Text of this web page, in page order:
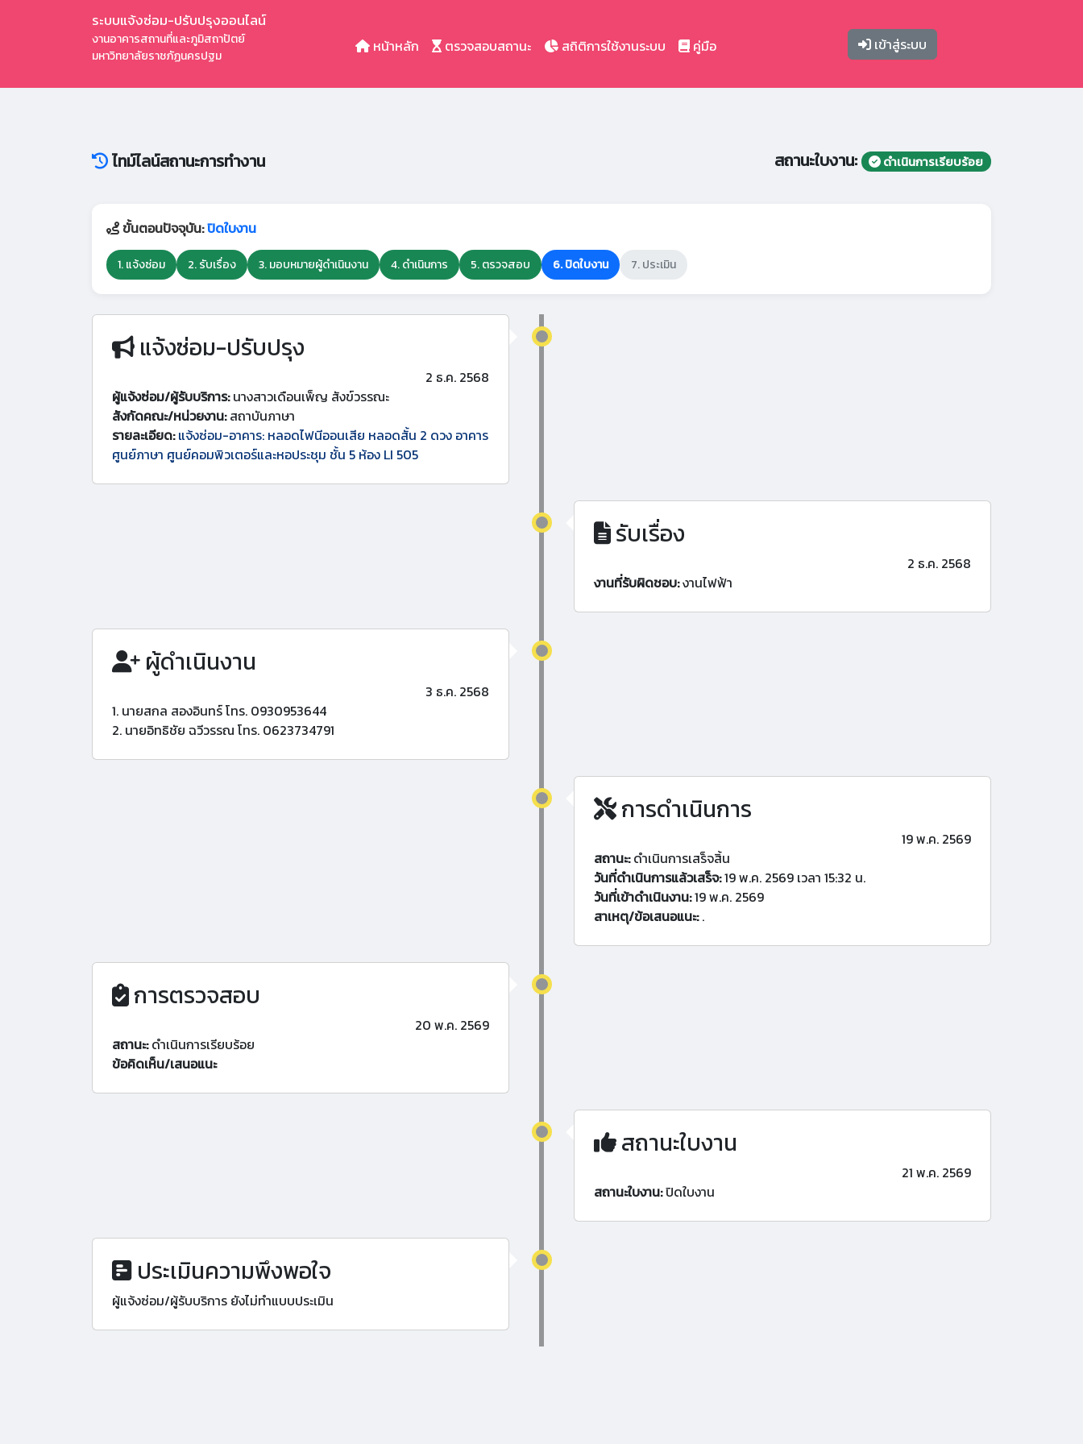
ระบบแจ้งซ่อม-ปรับปรุงออนไลน์
งานอาคารสถานที่และภูมิสถาปัตย์
มหาวิทยาลัยราชภัฏนครปฐม
หน้าหลัก ตรวจสอบสถานะ สถิติการใช้งานระบบ คู่มือ เข้าสู่ระบบ
ไทม์ไลน์สถานะการทำงาน สถานะใบงาน: ดำเนินการเรียบร้อย
ขั้นตอนปัจจุบัน:ปิดใบงาน
1. แจ้งซ่อม 2. รับเรื่อง 3. มอบหมายผู้ดำเนินงาน 4. ดำเนินการ 5. ตรวจสอบ 6. ปิดใบงาน 7. ประเมิน
แจ้งซ่อม-ปรับปรุง
2 ธ.ค. 2568
ผู้แจ้งซ่อม/ผู้รับบริการ:นางสาวเดือนเพ็ญ สังข์วรรณะ
สังกัดคณะ/หน่วยงาน:สถาบันภาษา
รายละเอียด: แจ้งซ่อม-อาคาร: หลอดไฟนีออนเสีย หลอดสั้น 2 ดวง อาคาร
ศูนย์ภาษา ศูนย์คอมพิวเตอร์และหอประชุม ชั้น 5 ห้อง LI 505
รับเรื่อง
2 ธ.ค. 2568
งานที่รับผิดชอบ:งานไฟฟ้า
ผู้ดำเนินงาน
3 ธ.ค. 2568
1. นายสกล สองอินทร์ โทร. 0930953644
2. นายอิทธิชัย ฉวีวรรณ โทร. 0623734791
การดำเนินการ
19 พ.ค. 2569
สถานะ:ดำเนินการเสร็จสิ้น
วันที่ดำเนินการแล้วเสร็จ:19 พ.ค. 2569 เวลา 15:32 น.
วันที่เข้าดำเนินงาน:19 พ.ค. 2569
สาเหตุ/ข้อเสนอแนะ:.
การตรวจสอบ
20 พ.ค. 2569
สถานะ:ดำเนินการเรียบร้อย
ข้อคิดเห็น/เสนอแนะ
สถานะใบงาน
21 พ.ค. 2569
สถานะใบงาน:ปิดใบงาน
ประเมินความพึงพอใจ
ผู้แจ้งซ่อม/ผู้รับบริการ ยังไม่ทำแบบประเมิน